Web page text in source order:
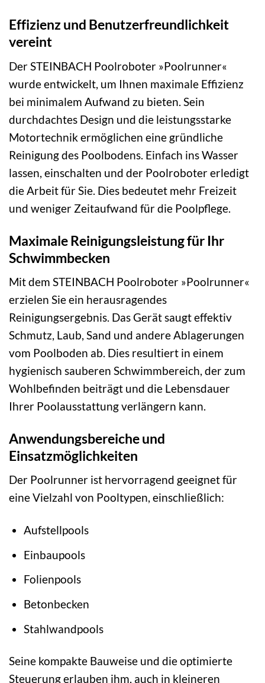
Effizienz und Benutzerfreundlichkeit
vereint
Der STEINBACH Poolroboter »Poolrunner«
wurde entwickelt, um Ihnen maximale Effizienz
bei minimalem Aufwand zu bieten. Sein
durchdachtes Design und die leistungsstarke
Motortechnik ermöglichen eine gründliche
Reinigung des Poolbodens. Einfach ins Wasser
lassen, einschalten und der Poolroboter erledigt
die Arbeit für Sie. Dies bedeutet mehr Freizeit
und weniger Zeitaufwand für die Poolpflege.
Maximale Reinigungsleistung für Ihr
Schwimmbecken
Mit dem STEINBACH Poolroboter »Poolrunner«
erzielen Sie ein herausragendes
Reinigungsergebnis. Das Gerät saugt effektiv
Schmutz, Laub, Sand und andere Ablagerungen
vom Poolboden ab. Dies resultiert in einem
hygienisch sauberen Schwimmbereich, der zum
Wohlbefinden beiträgt und die Lebensdauer
Ihrer Poolausstattung verlängern kann.
Anwendungsbereiche und
Einsatzmöglichkeiten
Der Poolrunner ist hervorragend geeignet für
eine Vielzahl von Pooltypen, einschließlich:
Aufstellpools
Einbaupools
Folienpools
Betonbecken
Stahlwandpools
Seine kompakte Bauweise und die optimierte
Steuerung erlauben ihm, auch in kleineren